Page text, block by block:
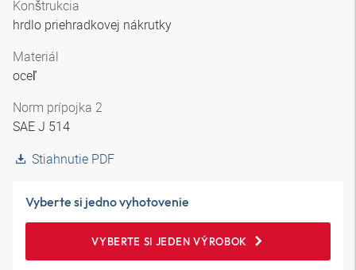
Konštrukcia
hrdlo priehradkovej nákrutky
Materiál
oceľ
Norm prípojka 2
SAE J 514
Stiahnutie PDF
Vyberte si jedno vyhotovenie
VYBERTE SI JEDEN VÝROBOK